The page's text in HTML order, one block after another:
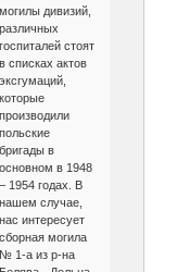
могилы дивизий,
различных
госпиталей стоят
в списках актов
эксгумаций,
которые
производили
польские
бригады в
основном в 1948
– 1954 годах. В
нашем случае,
нас интересует
сборная могила
№ 1-а из р-на